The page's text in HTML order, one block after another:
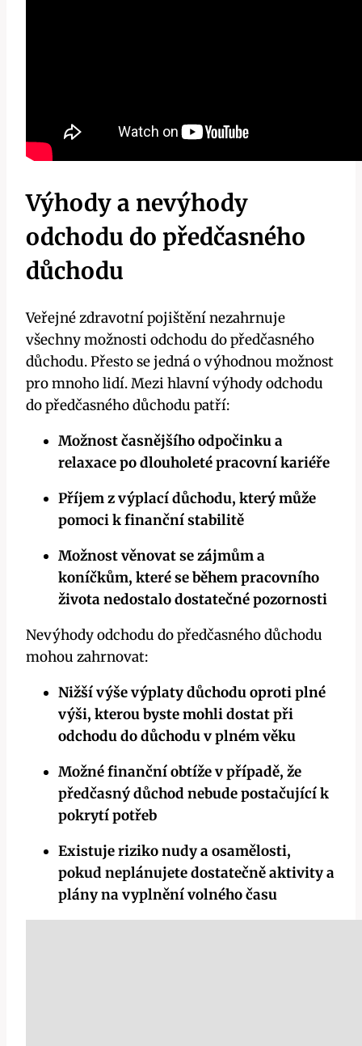
Výhody a nevýhody
odchodu do předčasného
důchodu
Veřejné zdravotní pojištění nezahrnuje
všechny možnosti odchodu do předčasného
důchodu. Přesto se jedná o výhodnou možnost
pro mnoho lidí. Mezi hlavní výhody odchodu
do předčasného důchodu patří:
Možnost časnějšího odpočinku a
relaxace po dlouholeté pracovní kariéře
Příjem z výplací důchodu, který může
pomoci k finanční stabilitě
Možnost věnovat se zájmům a
koníčkům, které se během pracovního
života nedostalo dostatečné pozornosti
Nevýhody odchodu do předčasného důchodu
mohou zahrnovat:
Nižší výše výplaty důchodu oproti plné
výši, kterou byste mohli dostat při
odchodu do důchodu v plném věku
Možné finanční obtíže v případě, že
předčasný důchod nebude postačující k
pokrytí potřeb
Existuje riziko nudy a osamělosti,
pokud neplánujete dostatečně aktivity a
plány na vyplnění volného času